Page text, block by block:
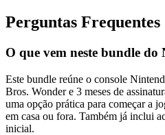
Perguntas Frequentes
O que vem neste bundle do
Este bundle reúne o console
Bros. Wonder e 3 meses de
uma opção prática para começar a
em casa ou fora. Também já inclui
inicial.